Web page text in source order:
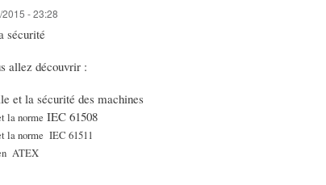
- 23:28
sécurité
allez découvrir :
et la sécurité des machines
la normeIEC 61508
la norme IEC 61511
ATEX